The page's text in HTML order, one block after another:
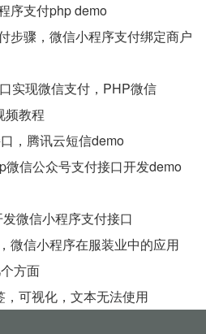
序支付php demo
步骤，微信小程序支付绑定商户
实现微信支付，PHP微信
频教程
，腾讯云短信demo
信公众号支付接口开发demo
微信小程序支付接口
微信小程序在服装业中的应用
方面
可视化，文本无法使用